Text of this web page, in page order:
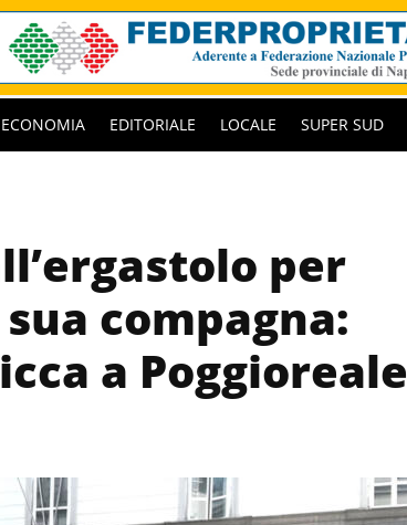
ECONOMIA EDITORIALE LOCALE SUPER SUD
per
compagna:
a Poggioreale